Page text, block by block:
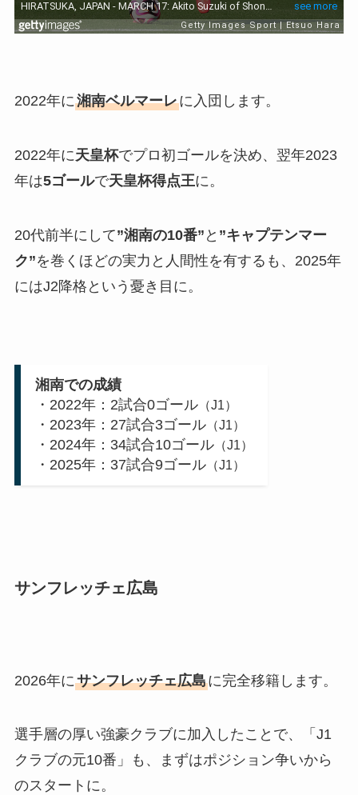
2022年に湘南ベルマーレに入団します。
2022年に天皇杯でプロ初ゴールを決め、翌年2023
年は5ゴールで天皇杯得点王に。
20代前半にして”湘南の10番” と ”キャプテンマー
ク”を巻くほどの実力と人間性を有するも、2025年
にはJ2降格という憂き目に。
湘南での成績
・2022年：2試合0ゴール（J1）
・2023年：27試合3ゴール（J1）
・2024年：34試合10ゴール（J1）
・2025年：37試合9ゴール（J1）
サンフレッチェ広島
2026年にサンフレッチェ広島に完全移籍します。
選手層の厚い強豪クラブに加入したことで、「J1
クラブの元10番」も、まずはポジション争いから
のスタートに。